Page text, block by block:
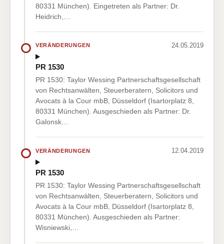
80331 München). Eingetreten als Partner: Dr.
Heidrich,…
VERÄNDERUNGEN 24.05.2019
PR 1530
PR 1530: Taylor Wessing Partnerschaftsgesellschaft
von Rechtsanwälten, Steuerberatern, Solicitors und
Avocats à la Cour mbB, Düsseldorf (Isartorplatz 8,
80331 München). Ausgeschieden als Partner: Dr.
Galonsk…
VERÄNDERUNGEN 12.04.2019
PR 1530
PR 1530: Taylor Wessing Partnerschaftsgesellschaft
von Rechtsanwälten, Steuerberatern, Solicitors und
Avocats à la Cour mbB, Düsseldorf (Isartorplatz 8,
80331 München). Ausgeschieden als Partner:
Wisniewski,…